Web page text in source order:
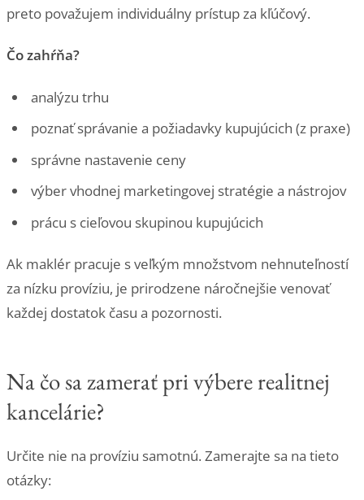
preto považujem individuálny prístup za kľúčový.
Čo zahŕňa?
analýzu trhu
poznať správanie a požiadavky kupujúcich (z praxe)
správne nastavenie ceny
výber vhodnej marketingovej stratégie a nástrojov
prácu s cieľovou skupinou kupujúcich
Ak maklér pracuje s veľkým množstvom nehnuteľností
za nízku províziu, je prirodzene náročnejšie venovať
každej dostatok času a pozornosti.
Na čo sa zamerať pri výbere realitnej
kancelárie?
Určite nie na províziu samotnú. Zamerajte sa na tieto
otázky: